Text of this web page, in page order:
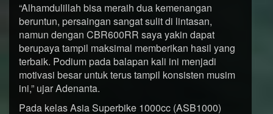
“Alhamdulillah bisa meraih dua kemenangan
beruntun, persaingan sangat sulit di lintasan,
namun dengan CBR600RR saya yakin dapat
berupaya tampil maksimal memberikan hasil yang
terbaik. Podium pada balapan kali ini menjadi
motivasi besar untuk terus tampil konsisten musim
ini,” ujar Adenanta.
Pada kelas Asia Superbike 1000cc (ASB1000)